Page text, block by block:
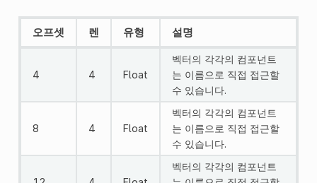
오프셋 렌 유형 설명
4 4 Float
벡터의 각각의 컴포넌트
는 이름으로 직접 접근할
수 있습니다.
8 4 Float
벡터의 각각의 컴포넌트
는 이름으로 직접 접근할
수 있습니다.
벡터의 각각의 컴포넌트